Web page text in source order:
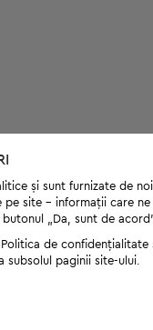
și sunt furnizate de
site - informații care
„Da, sunt de
de
paginii site-ului.